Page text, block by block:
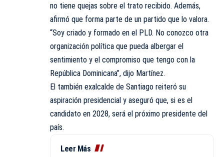
no tiene quejas sobre el trato recibido. Además,
afirmó que forma parte de un partido que lo valora.
“Soy criado y formado en el PLD. No conozco otra
organización política que pueda albergar el
sentimiento y el compromiso que tengo con la
República Dominicana”, dijo Martínez.
El también exalcalde de Santiago reiteró su
aspiración presidencial y aseguró que, si es el
candidato en 2028, será el próximo presidente del
país.
Leer Más